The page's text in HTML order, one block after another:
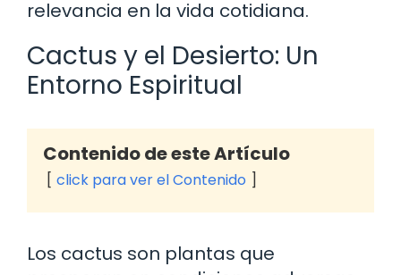
relevancia en la vida cotidiana.
Cactus y el Desierto: Un
Entorno Espiritual
Contenido de este Artículo
click para ver el Contenido
Los cactus son plantas que